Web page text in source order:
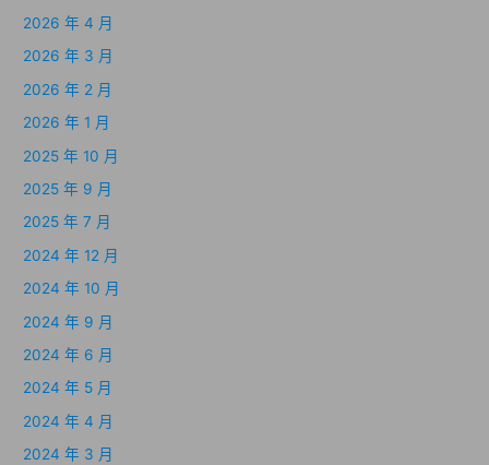
2026 年 4 月
2026 年 3 月
2026 年 2 月
2026 年 1 月
2025 年 10 月
2025 年 9 月
2025 年 7 月
2024 年 12 月
2024 年 10 月
2024 年 9 月
2024 年 6 月
2024 年 5 月
2024 年 4 月
2024 年 3 月